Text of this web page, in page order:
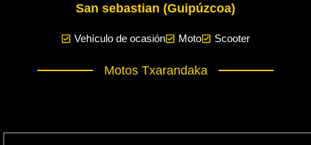
San sebastian (Guipúzcoa)
Vehículo de ocasión Moto Scooter
Motos Txarandaka